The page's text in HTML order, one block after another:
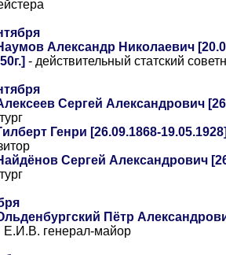
Александр Николаевич
- действительный статский
Сергей Александрович
Генри [26.09.1868-
Сергей Александрович
Пётр
генерал-майор